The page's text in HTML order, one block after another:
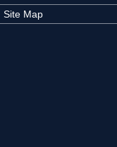
Site Map